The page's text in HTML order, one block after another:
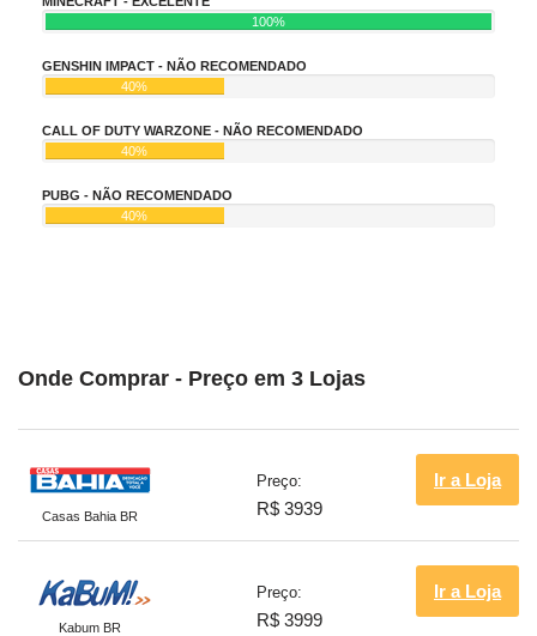
100%
GENSHIN IMPACT - NÃO RECOMENDADO
40%
CALL OF DUTY WARZONE - NÃO RECOMENDADO
40%
PUBG - NÃO RECOMENDADO
40%
Onde Comprar - Preço em 3 Lojas
Casas Bahia BR
Preço:
R$ 3939
Ir a Loja
Kabum BR
Preço:
R$ 3999
Ir a Loja